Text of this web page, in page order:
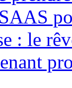
: le